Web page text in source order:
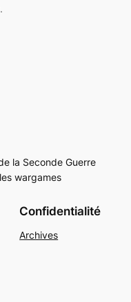
la Seconde Guerre
wargames
Confidentialité
Archives